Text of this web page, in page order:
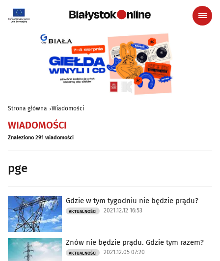
Strona główna Wiadomości
WIADOMOŚCI
Znaleziono 291 wiadomości
pge
Gdzie w tym tygodniu nie będzie prądu?
AKTUALNOŚCI 2021.12.12 16:53
Znów nie będzie prądu. Gdzie tym razem?
AKTUALNOŚCI 2021.12.05 07:20